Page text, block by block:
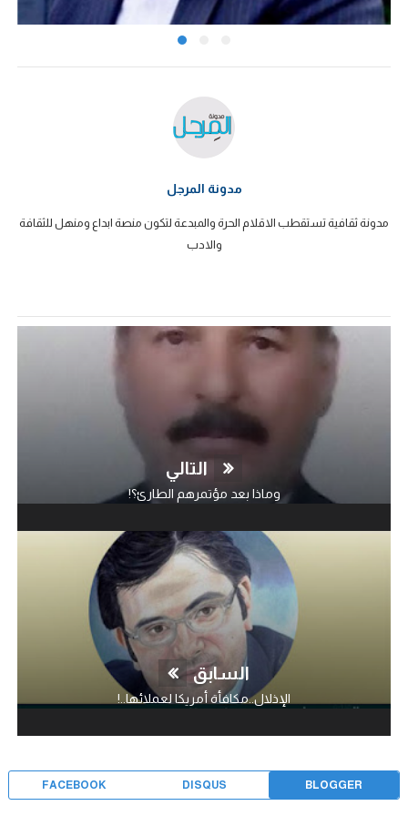
مدونة المرجل
مدونة ثقافية تستقطب الاقلام الحرة والمبدعة لتكون منصة ابداع ومنهل للثقافة
والادب
التالي
وماذا بعد مؤتمرهم الطارئ؟!
السابق
الإذلال..مكافأة أمريكا لعملائها..!
BLOGGER
DISQUS
FACEBOOK